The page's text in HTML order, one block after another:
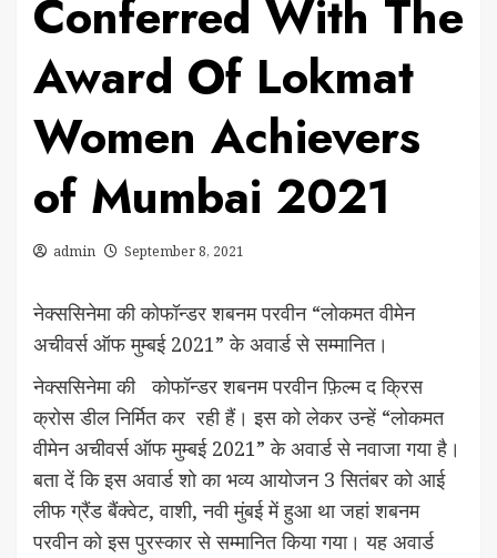
Conferred With The
Award Of Lokmat
Women Achievers
of Mumbai 2021
admin September 8, 2021
नेक्ससिनेमा की कोफॉन्डर शबनम परवीन “लोकमत वीमेन
अचीवर्स ऑफ मुम्बई 2021” के अवार्ड से सम्मानित।
नेक्ससिनेमा की कोफॉन्डर शबनम परवीन फ़िल्म द क्रिस
क्रोस डील निर्मित कर रही हैं। इस को लेकर उन्हें “लोकमत
वीमेन अचीवर्स ऑफ मुम्बई 2021” के अवार्ड से नवाजा गया है।
बता दें कि इस अवार्ड शो का भव्य आयोजन 3 सितंबर को आई
लीफ ग्रैंड बैंक्वेट, वाशी, नवी मुंबई में हुआ था जहां शबनम
परवीन को इस पुरस्कार से सम्मानित किया गया। यह अवार्ड